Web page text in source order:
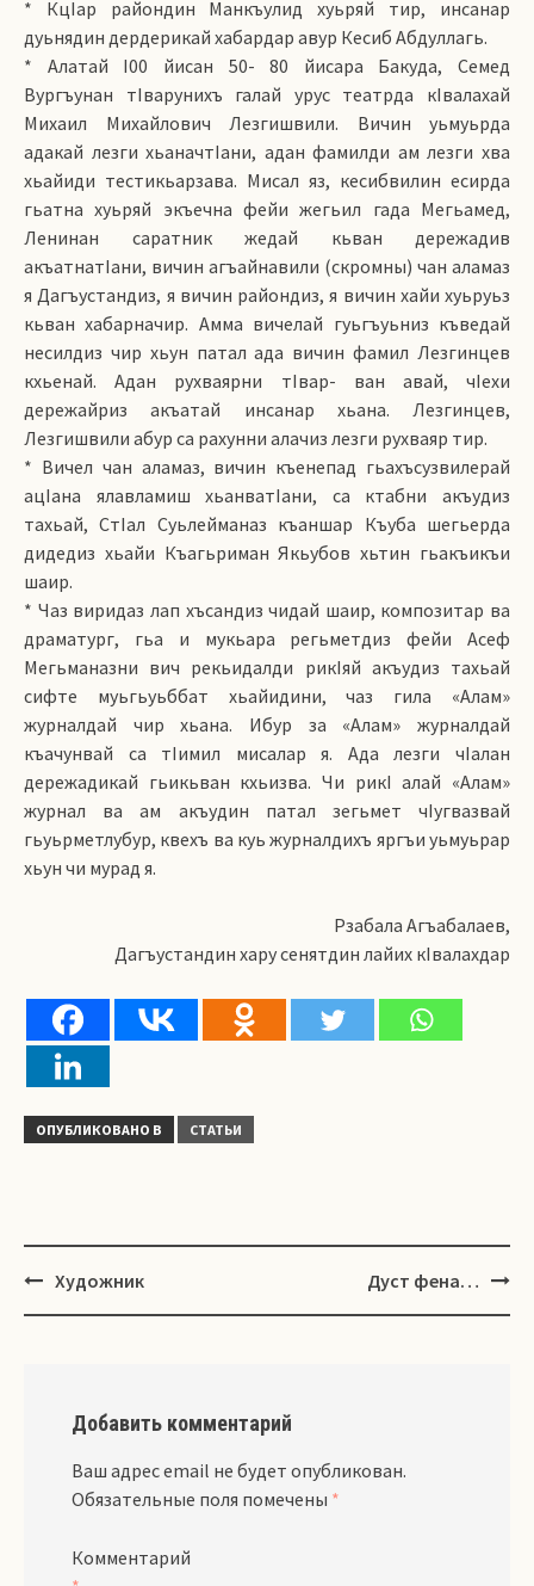
* КцIар райондин Манкъулид хуьряй тир, инсанар
дуьнядин дердерикай хабардар авур Кесиб Абдуллагь.
* Алатай I00 йисан 50- 80 йисара Бакуда, Семед
Вургъунан тIварунихъ галай урус театрда кIвалахай
Михаил Михайлович Лезгишвили. Вичин уьмуьрда
адакай лезги хьаначтIани, адан фамилди ам лезги хва
хьайиди тестикьарзава. Мисал яз, кесибвилин есирда
гьатна хуьряй экъечна фейи жегьил гада Мегьамед,
Ленинан саратник жедай кьван дережадив
акъатнатIани, вичин агъайнавили (скромны) чан аламаз
я Дагъустандиз, я вичин райондиз, я вичин хайи хуьруьз
кьван хабарначир. Амма вичелай гуьгъуьниз къведай
несилдиз чир хьун патал ада вичин фамил Лезгинцев
кхьенай. Адан рухваярни тIвар- ван авай, чIехи
дережайриз акъатай инсанар хьана. Лезгинцев,
Лезгишвили абур са рахунни алачиз лезги рухваяр тир.
* Вичел чан аламаз, вичин къенепад гьахъсузвилерай
ацIана ялавламиш хьанватIани, са ктабни акъудиз
тахьай, СтIал Суьлейманаз къаншар Къуба шегьерда
дидедиз хьайи Къагьриман Якьубов хьтин гьакъикъи
шаир.
* Чаз виридаз лап хъсандиз чидай шаир, композитар ва
драматург, гьа и мукьара регьметдиз фейи Асеф
Мегьманазни вич рекьидалди рикIяй акъудиз тахьай
сифте муьгьуьббат хьайидини, чаз гила «Алам»
журналдай чир хьана. Ибур за «Алам» журналдай
къачунвай са тIимил мисалар я. Ада лезги чIалан
дережадикай гьикьван кхьизва. Чи рикI алай «Алам»
журнал ва ам акъудин патал зегьмет чIугвазвай
гьуьрметлубур, квехъ ва куь журналдихъ яргъи уьмуьрар
хьун чи мурад я.
Рзабала Агъабалаев,
Дагъустандин хару сенятдин лайих кIвалахдар
ОПУБЛИКОВАНО В СТАТЬИ
Навигация
Художник Дуст фена…
Добавить комментарий
Ваш адрес email не будет опубликован.
Обязательные поля помечены *
Комментарий